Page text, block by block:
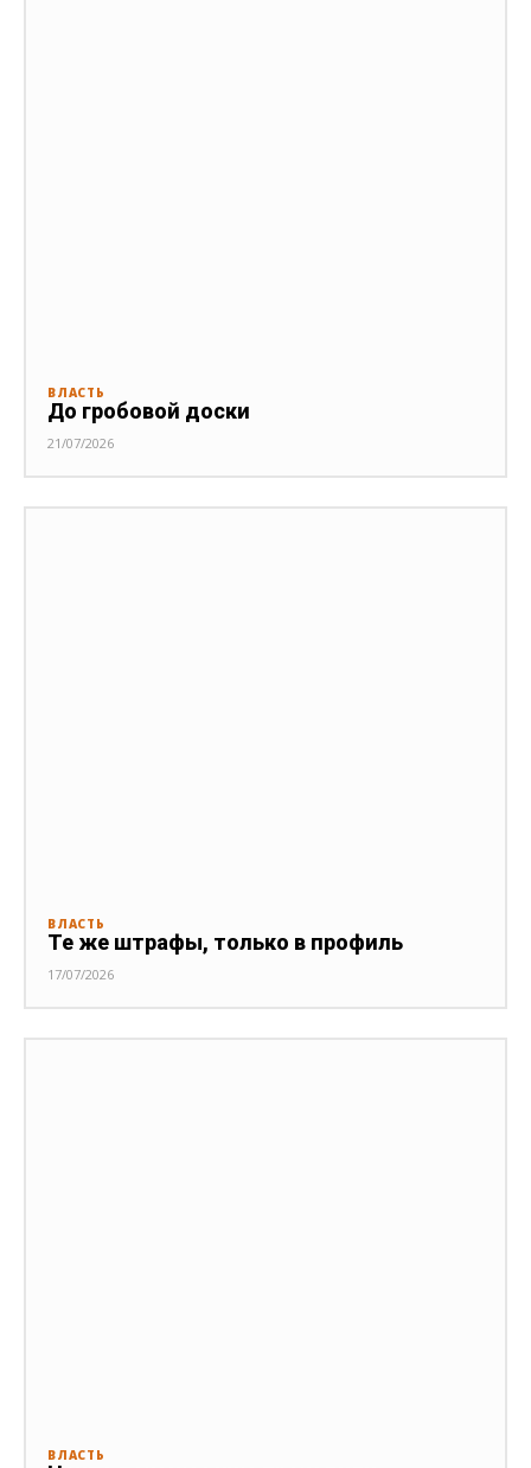
ВЛАСТЬ
До гробовой доски
21/07/2026
ВЛАСТЬ
Те же штрафы, только в профиль
17/07/2026
ВЛАСТЬ